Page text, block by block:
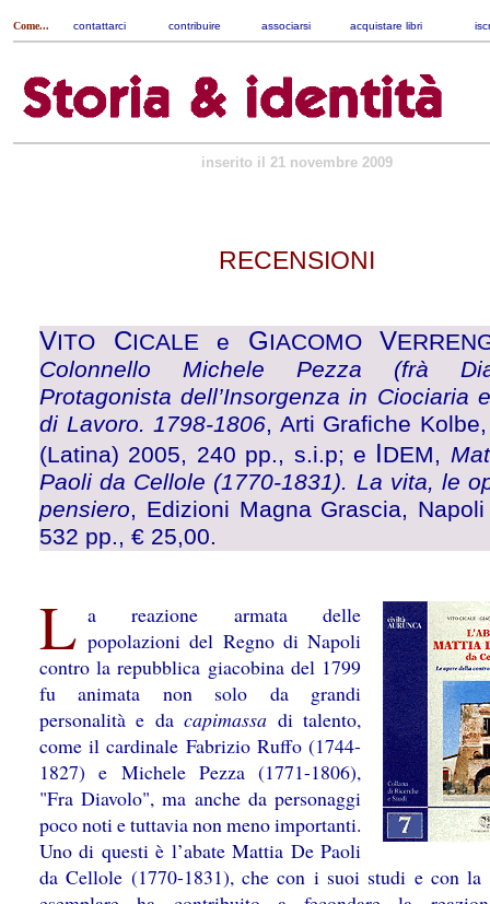
Come... contattarci contribuire associarsi acquistare libri
inserito il 21 novembre 2009
RECENSIONI
VITO CICALE e GIACOMOV
Colonnello Michele Pezza (frà
Protagonista dell’Insorgenza in Ciociaria
di Lavoro. 1798-1806, Arti Grafiche
(Latina) 2005, 240 pp., s.i.p; e IDEM,
Paoli da Cellole (1770-1831). La vita, le
pensiero, Edizioni Magna Grascia,
532 pp., € 25,00.
L a reazione armata delle
popolazioni del Regno di Napoli
contro la repubblica giacobina del 1799
fu animata non solo da grandi
personalità e dacapimassa di talento,
come il cardinale Fabrizio Ruffo (1744-
1827) e Michele Pezza (1771-1806),
"Fra Diavolo", ma anche da personaggi
poco noti e tuttavia non meno importanti.
Uno di questi è l’abate Mattia De Paoli
da Cellole (1770-1831), che con i suoi studi e con la